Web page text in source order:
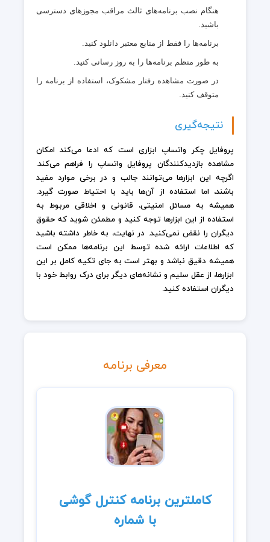
هنگام نصب برنامه‌های ثالث مراقب مجوزهای دسترسی
باشید.
برنامه‌ها را فقط از منابع معتبر دانلود کنید.
به طور منظم برنامه‌ها را به روز رسانی کنید.
در صورت مشاهده رفتار مشکوک، استفاده از برنامه را
متوقف کنید.
نتیجه‌گیری
پروفایل چکر واتساپ ابزاری است که ادعا می‌کند امکان
مشاهده بازدیدکنندگان پروفایل واتساپ را فراهم می‌کند.
اگرچه این ابزارها می‌توانند جالب و در برخی موارد مفید
باشند، اما استفاده از آن‌ها باید با احتیاط صورت گیرد.
همیشه به مسائل امنیتی، قانونی و اخلاقی مربوط به
استفاده از این ابزارها توجه کنید و مطمئن شوید که حقوق
دیگران را نقض نمی‌کنید. در نهایت، به خاطر داشته باشید
که اطلاعات ارائه شده توسط این برنامه‌ها ممکن است
همیشه دقیق نباشد و بهتر است به جای تکیه کامل بر این
ابزارها، از عقل سلیم و نشانه‌های دیگر برای درک روابط خود با
دیگران استفاده کنید.
معرفی برنامه
کاملترین برنامه کنترل گوشی
با شماره